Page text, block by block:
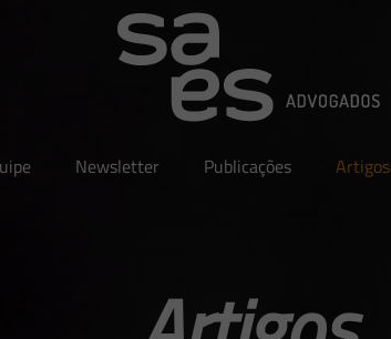
Newsletter Publicações Artigos